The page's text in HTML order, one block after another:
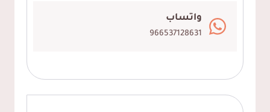
واتساب
966537128631